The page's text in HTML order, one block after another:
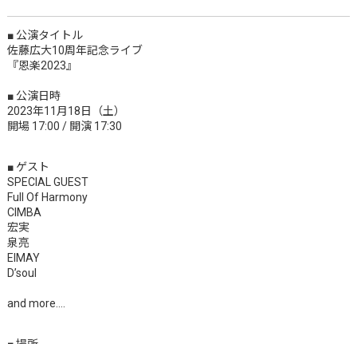
■ 公演タイトル
佐藤広大10周年記念ライブ
『恩楽2023』
■ 公演日時
2023年11月18日（土）
開場 17:00 / 開演 17:30
■ ゲスト
SPECIAL GUEST
Full Of Harmony
CIMBA
宏実
泉亮
EIMAY
D’soul
and more….